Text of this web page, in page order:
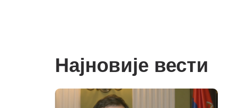
Најновије вести